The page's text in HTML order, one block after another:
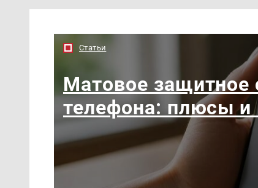
Статьи
Матовое защитное
телефона: плюсы